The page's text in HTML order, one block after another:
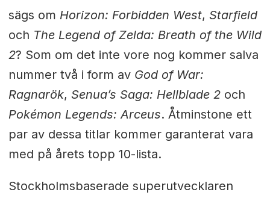
sägs om Horizon: Forbidden West, Starfield
och The Legend of Zelda: Breath of the Wild
2? Som om det inte vore nog kommer salva
nummer två i form av God of War:
Ragnarök, Senua’s Saga: Hellblade 2och
Pokémon Legends: Arceus. Åtminstone ett
par av dessa titlar kommer garanterat vara
med på årets topp 10-lista.
Stockholmsbaserade superutvecklaren